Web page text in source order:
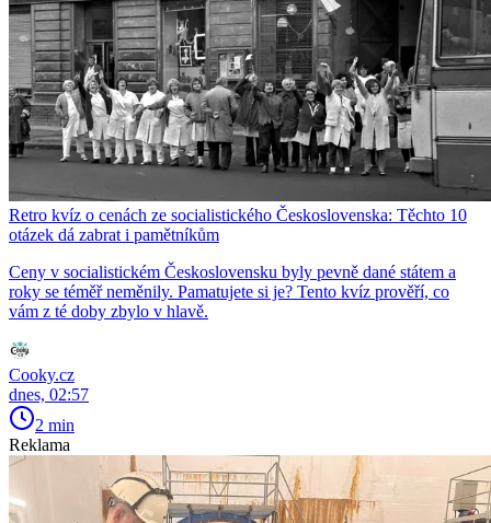
Retro kvíz o cenách ze socialistického Československa: Těchto 10
otázek dá zabrat i pamětníkům
Ceny v socialistickém Československu byly pevně dané státem a
roky se téměř neměnily. Pamatujete si je? Tento kvíz prověří, co
vám z té doby zbylo v hlavě.
Cooky.cz
dnes, 02:57
2 min
Reklama